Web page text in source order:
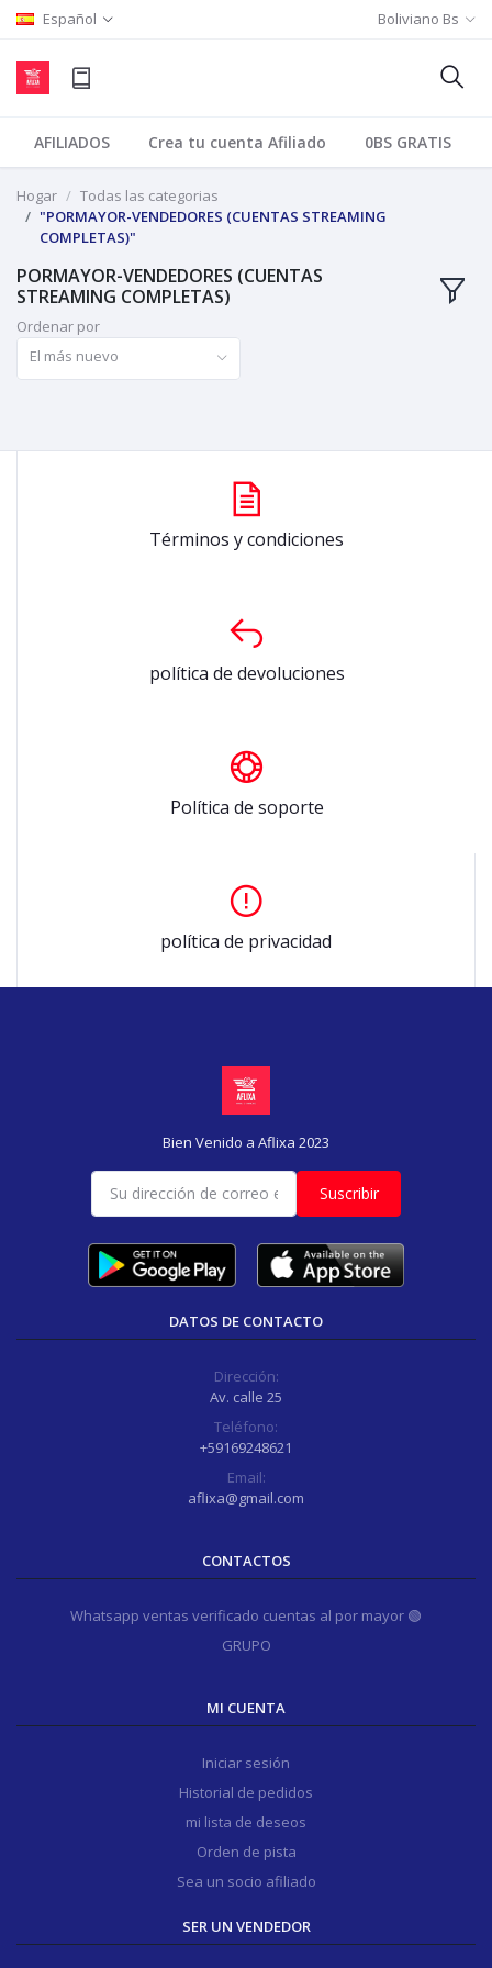
Español Boliviano Bs
AFILIADOS Crea tu cuenta Afiliado 0BS GRATIS
Hogar
Todas las categorias
"PORMAYOR-VENDEDORES (CUENTAS STREAMING
COMPLETAS)"
PORMAYOR-VENDEDORES (CUENTAS
STREAMING COMPLETAS)
Ordenar por
El más nuevo
Términos y condiciones
política de devoluciones
Política de soporte
política de privacidad
Bien Venido a Aflixa 2023
Suscribir
DATOS DE CONTACTO
Dirección:
Av. calle 25
Teléfono:
+59169248621
Email:
aflixa@gmail.com
CONTACTOS
Whatsapp ventas verificado cuentas al por mayor 🟢
GRUPO
MI CUENTA
Iniciar sesión
Historial de pedidos
mi lista de deseos
Orden de pista
Sea un socio afiliado
SER UN VENDEDOR